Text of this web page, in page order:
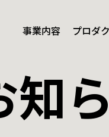
事業内容 プロダ
Result
知